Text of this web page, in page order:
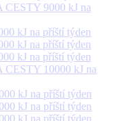
9000 kJ na
kJ na příští týden
kJ na příští týden
kJ na příští týden
10000 kJ na
kJ na příští týden
kJ na příští týden
kJ na příští týden